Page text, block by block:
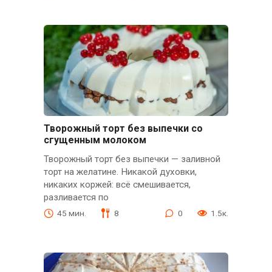
Творожный торт без выпечки со
сгущенным молоком
Творожный торт без выпечки — заливной
торт на желатине. Никакой духовки,
никаких коржей: всё смешивается,
разливается по
45 мин. 8 0 1.5к.